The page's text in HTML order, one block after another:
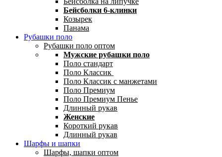
Бейсболки 6-клинки
Козырек
Панама
Рубашки поло
Рубашки поло оптом
Мужские рубашки поло
Поло стандарт
Поло Классик
Поло Классик с манжетами
Поло Премиум
Поло Премиум Пенье
Длинный рукав
Женские
Короткий рукав
Длинный рукав
Шарфы и шапки
Шарфы, шапки оптом